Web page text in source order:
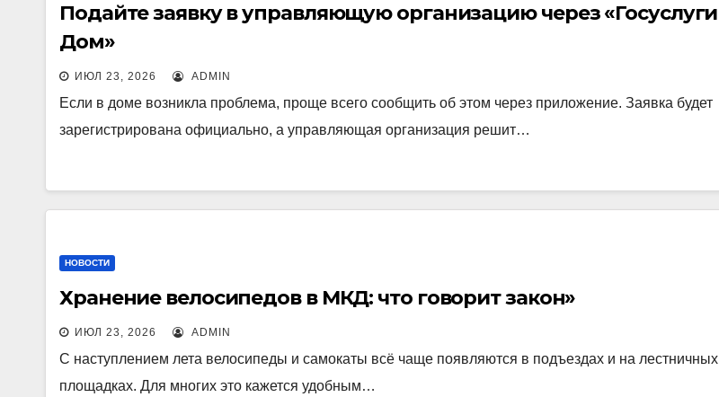
Подайте заявку в управляющую организацию через «Госуслуги
Дом»
ИЮЛ 23, 2026 ADMIN
Если в доме возникла проблема, проще всего сообщить об этом через приложение. Заявка будет
зарегистрирована официально, а управляющая организация решит…
НОВОСТИ
Хранение велосипедов в МКД: что говорит закон»
ИЮЛ 23, 2026 ADMIN
С наступлением лета велосипеды и самокаты всё чаще появляются в подъездах и на лестничных
площадках. Для многих это кажется удобным…